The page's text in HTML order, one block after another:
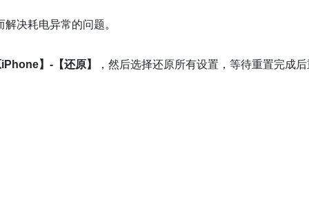
决耗电异常的问题。
】-【还原】 ，然后选择还原所有设置，等待重置完成